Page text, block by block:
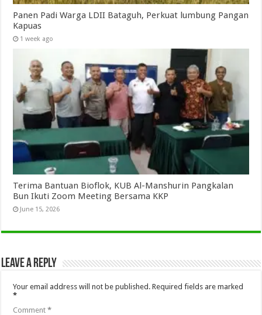
Panen Padi Warga LDII Bataguh, Perkuat lumbung Pangan
Kapuas
1 week ago
Terima Bantuan Bioflok, KUB Al-Manshurin Pangkalan
Bun Ikuti Zoom Meeting Bersama KKP
June 15, 2026
Leave a Reply
Your email address will not be published. Required fields are marked
*
Comment*